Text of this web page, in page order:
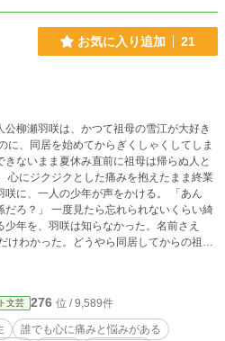
お気に入り追加 21
公柳瀬羽咲は、かつて祖母の雪江が大好き
に、同居を始めてからぎくしゃくしてしま
きないまま夏休み直前に祖母は帰らぬ人と
心にジクジクとした痛みを抱えたまま終業
咲に、一人の少年が声をかける。 「あん
だろ？」 一度見たら忘れられないくらい綺
少年を、羽咲は知らなかった。名前さえ
けわかった。どうやら同居してからの祖母
交友関係があったようだ。 一つ年下の
ーカーで作成。
文芸 276 位 / 9,589件
誰でも心に痛みと悩みがある